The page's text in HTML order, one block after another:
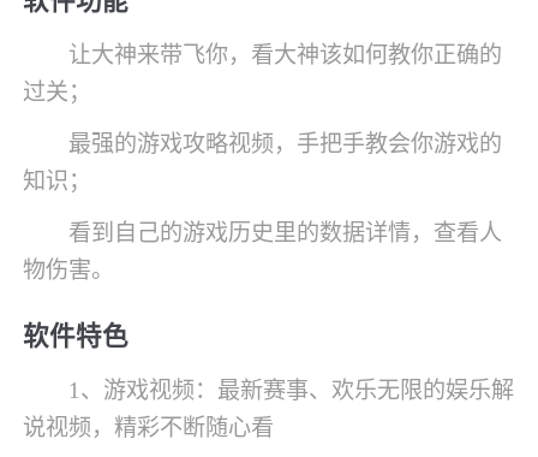
让大神来带飞你，看大神该如何教你正确的
过关；
最强的游戏攻略视频，手把手教会你游戏的
知识；
看到自己的游戏历史里的数据详情，查看人
物伤害。
软件特色
1、游戏视频：最新赛事、欢乐无限的娱乐解
说视频，精彩不断随心看